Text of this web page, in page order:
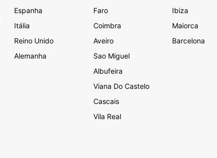
Espanha
Itália
Reino Unido
Alemanha
Faro
Coimbra
Aveiro
Sao Miguel
Albufeira
Viana Do Castelo
Cascais
Vila Real
Ibiza
Maiorca
Barcelona